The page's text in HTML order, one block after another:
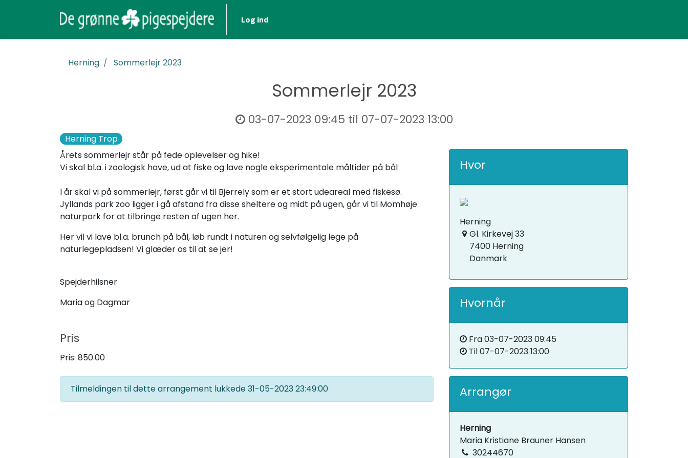
Log ind
Herning Sommerlejr 2023
Sommerlejr 2023
03-07-2023 09:45 til 07-07-2023 13:00
Herning Trop
Årets sommerlejr står på fede oplevelser og hike!
Vi skal bl.a. i zoologisk have, ud at fiske og lave nogle eksperimentale måltider på bål
I år skal vi på sommerlejr, først går vi til Bjerrely som er et stort udeareal med fiskesø.
Jyllands park zoo ligger i gå afstand fra disse sheltere og midt på ugen, går vi til Momhøje
naturpark for at tilbringe resten af ugen her.
Her vil vi lave bl.a. brunch på bål, løb rundt i naturen og selvfølgelig lege på
naturlegepladsen! Vi glæder os til at se jer!
Spejderhilsner
Maria og Dagmar
Pris
Pris: 850.00
Tilmeldingen til dette arrangement lukkede31-05-2023 23:49:00
Hvor
Herning
Gl. Kirkevej 33
7400 Herning
Danmark
Hvornår
Fra03-07-2023 09:45
Til07-07-2023 13:00
Arrangør
Herning
Maria Kristiane Brauner Hansen
30244670